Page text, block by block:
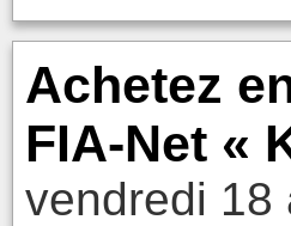
Achetez
FIA-Net «
vendredi 18